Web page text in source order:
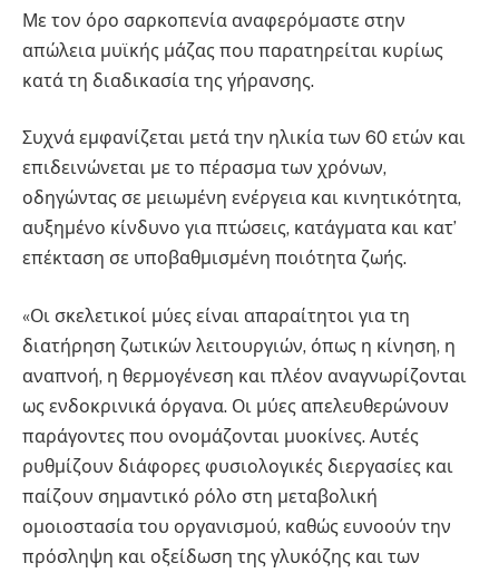
Με τον όρο σαρκοπενία αναφερόμαστε στην
απώλεια μυϊκής μάζας που παρατηρείται κυρίως
κατά τη διαδικασία της γήρανσης.
Συχνά εμφανίζεται μετά την ηλικία των 60 ετών και
επιδεινώνεται με το πέρασμα των χρόνων,
οδηγώντας σε μειωμένη ενέργεια και κινητικότητα,
αυξημένο κίνδυνο για πτώσεις, κατάγματα και κατ’
επέκταση σε υποβαθμισμένη ποιότητα ζωής.
«Οι σκελετικοί μύες είναι απαραίτητοι για τη
διατήρηση ζωτικών λειτουργιών, όπως η κίνηση, η
αναπνοή, η θερμογένεση και πλέον αναγνωρίζονται
ως ενδοκρινικά όργανα. Οι μύες απελευθερώνουν
παράγοντες που ονομάζονται μυοκίνες. Αυτές
ρυθμίζουν διάφορες φυσιολογικές διεργασίες και
παίζουν σημαντικό ρόλο στη μεταβολική
ομοιοστασία του οργανισμού, καθώς ευνοούν την
πρόσληψη και οξείδωση της γλυκόζης και των